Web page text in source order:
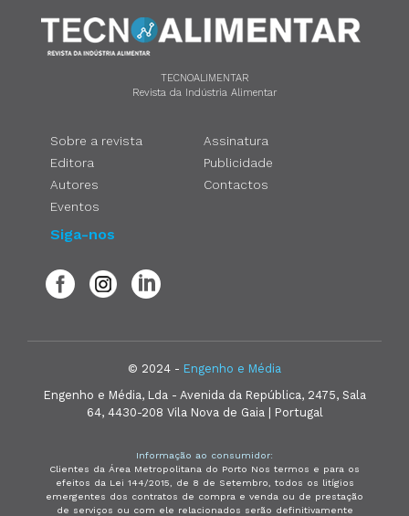
TECNOALIMENTAR
Revista da Indústria Alimentar
Sobre a revista
Editora
Autores
Eventos
Assinatura
Publicidade
Contactos
Siga-nos
© 2024 - Engenho e Média
Engenho e Média, Lda - Avenida da República, 2475, Sala
64, 4430-208 Vila Nova de Gaia | Portugal
Informação ao consumidor:
Clientes da Área Metropolitana do Porto Nos termos e para os
efeitos da Lei 144/2015, de 8 de Setembro, todos os litígios
emergentes dos contratos de compra e venda ou de prestação
de serviços ou com ele relacionados serão definitivamente